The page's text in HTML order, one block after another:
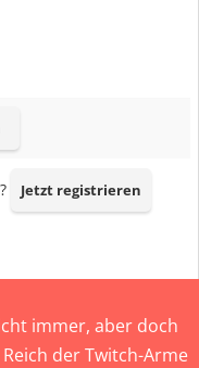
Jetzt registrieren
immer, aber doch
der Twitch-Arme